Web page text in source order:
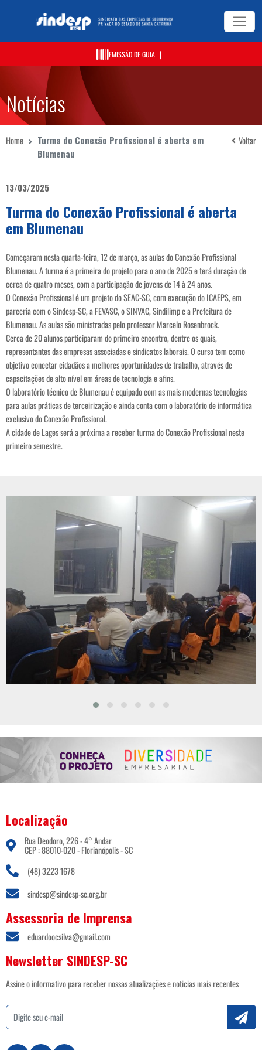
EMISSÃO DE GUIA |
Notícias
Home
Turma do Conexão Profissional é aberta em
Blumenau
Voltar
13/03/2025
Turma do Conexão Profissional é aberta
em Blumenau
Começaram nesta quarta-feira, 12 de março, as aulas do Conexão Profissional
Blumenau. A turma é a primeira do projeto para o ano de 2025 e terá duração de
cerca de quatro meses, com a participação de jovens de 14 à 24 anos.
O Conexão Profissional é um projeto do SEAC-SC, com execução do ICAEPS, em
parceria com o Sindesp-SC, a FEVASC, o SINVAC, Sindilimp e a Prefeitura de
Blumenau. As aulas são ministradas pelo professor Marcelo Rosenbrock.
Cerca de 20 alunos participaram do primeiro encontro, dentre os quais,
representantes das empresas associadas e sindicatos laborais. O curso tem como
objetivo conectar cidadãos a melhores oportunidades de trabalho, através de
capacitações de alto nível em áreas de tecnologia e afins.
O laboratório técnico de Blumenau é equipado com as mais modernas tecnologias
para aulas práticas de terceirização e ainda conta com o laboratório de informática
exclusivo do Conexão Profissional.
A cidade de Lages será a próxima a receber turma do Conexão Profissional neste
primeiro semestre.
Localização
Rua Deodoro, 226 - 4° Andar
CEP : 88010-020 - Florianópolis - SC
(48) 3223 1678
sindesp@sindesp-sc.org.br
Assessoria de Imprensa
eduardoocsilva@gmail.com
Newsletter SINDESP-SC
Assine o informativo para receber nossas atualizações e noticias mais recentes